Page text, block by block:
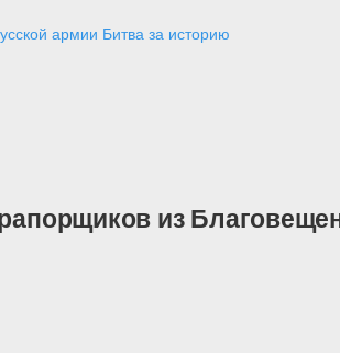
армии Битва за историю
из